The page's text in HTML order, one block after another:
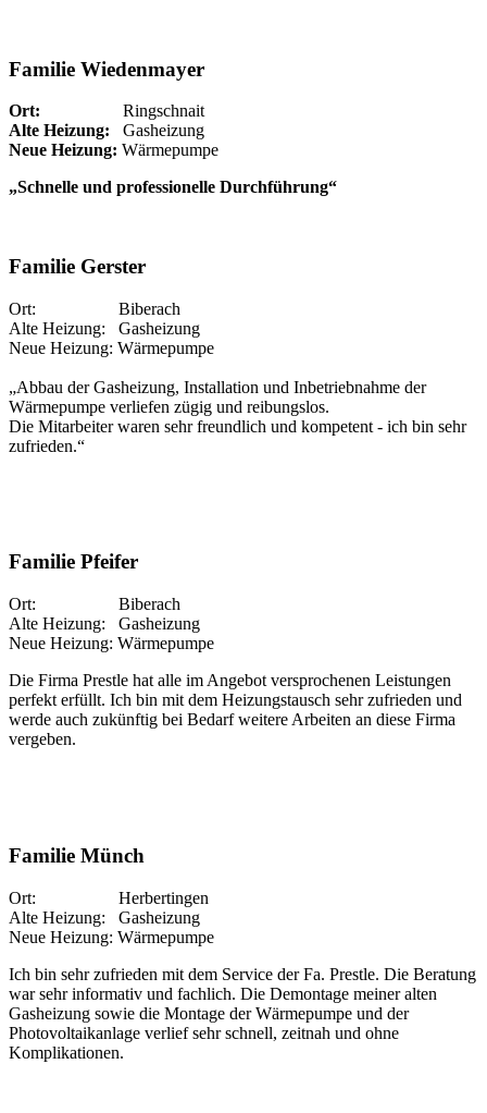
Familie Wiedenmayer
Ort: Ringschnait
Alte Heizung: Gasheizung
Neue Heizung: Wärmepumpe
„Schnelle und professionelle Durchführung“
Familie Gerster
Ort: Biberach
Alte Heizung: Gasheizung
Neue Heizung: Wärmepumpe
„Abbau der Gasheizung, Installation und Inbetriebnahme der
Wärmepumpe verliefen zügig und reibungslos.
Die Mitarbeiter waren sehr freundlich und kompetent - ich bin sehr
zufrieden.“
Familie Pfeifer
Ort: Biberach
Alte Heizung: Gasheizung
Neue Heizung: Wärmepumpe
Die Firma Prestle hat alle im Angebot versprochenen Leistungen
perfekt erfüllt. Ich bin mit dem Heizungstausch sehr zufrieden und
werde auch zukünftig bei Bedarf weitere Arbeiten an diese Firma
vergeben.
Familie Münch
Ort: Herbertingen
Alte Heizung: Gasheizung
Neue Heizung: Wärmepumpe
Ich bin sehr zufrieden mit dem Service der Fa. Prestle. Die Beratung
war sehr informativ und fachlich. Die Demontage meiner alten
Gasheizung sowie die Montage der Wärmepumpe und der
Photovoltaikanlage verlief sehr schnell, zeitnah und ohne
Komplikationen.